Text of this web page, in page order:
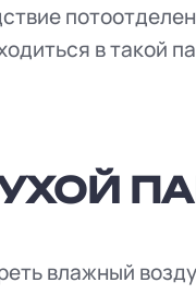
в такой
влажный